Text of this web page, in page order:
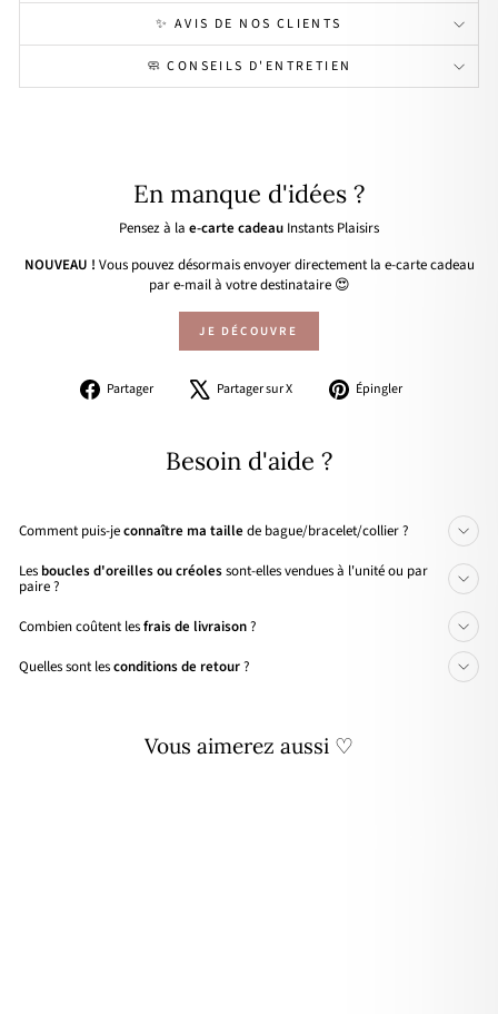
✨ AVIS DE NOS CLIENTS
🧼 CONSEILS D'ENTRETIEN
En manque d'idées ?
Pensez à la e-carte cadeau Instants Plaisirs
NOUVEAU ! Vous pouvez désormais envoyer directement la e-carte cadeau
par e-mail à votre destinataire 😍
JE DÉCOUVRE
Partager
PartagerPartager sur X
Tweeter Épingler
Besoin d'aide ?
Comment puis-jeconnaître ma taille de bague/bracelet/collier ?
Les boucles d'oreilles ou créolessont-elles vendues à l'unité ou par
paire ?
Combien coûtent lesfrais de livraison?
Quelles sont lesconditions de retour?
Vous aimerez aussi ♡